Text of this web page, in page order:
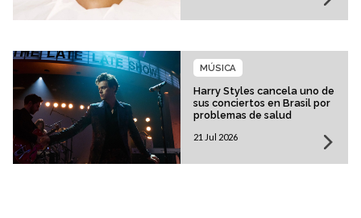
Harry Styles cancela uno de
sus conciertos en Brasil por
problemas de salud
MÚSICA
21 Jul 2026